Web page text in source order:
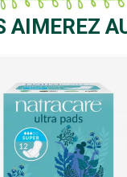
AIMEREZ